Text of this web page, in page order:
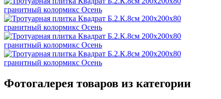
Фотогалерея товаров из категории